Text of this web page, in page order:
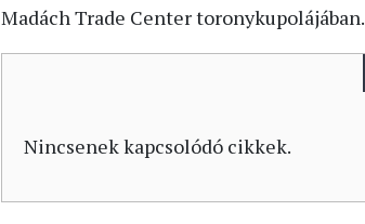
Madách Trade Center toronykupolájában.
Nincsenek kapcsolódó cikkek.